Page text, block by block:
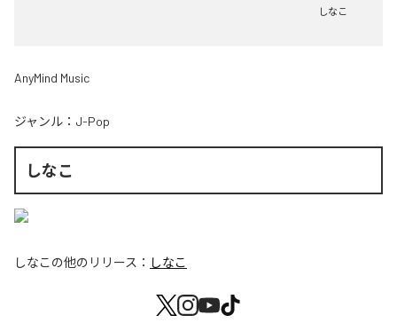
しなこ
AnyMind Music
ジャンル： J-Pop
しなこ
しなこの他のリリース： しなこ